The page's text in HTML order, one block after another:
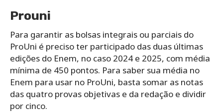
Prouni
Para garantir as bolsas integrais ou parciais do
ProUni é preciso ter participado das duas últimas
edições do Enem, no caso 2024 e 2025, com média
mínima de 450 pontos. Para saber sua média no
Enem para usar no ProUni, basta somar as notas
das quatro provas objetivas e da redação e dividir
por cinco.